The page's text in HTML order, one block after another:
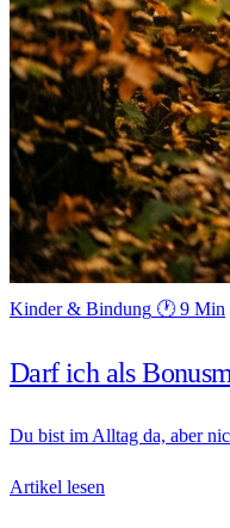
Kinder & Bindung 🕐 9 Min
Darf ich als
Du bist im Alltag da, aber
Artikel lesen